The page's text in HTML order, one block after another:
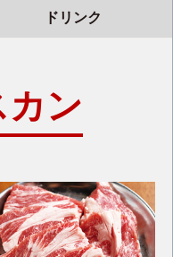
ドリンク
カン